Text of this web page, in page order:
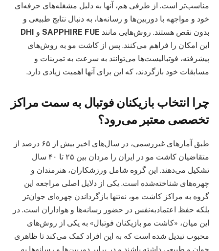
مناسب‌تر است. از طرفی هم، آنها به دلیل مشغله‌های حرفه‌ای
خود و مواجهه با دوربین‌ها و رسانه‌ها، به دنبال نتایج طبیعی و
بدون نقص هستند. روش‌هایی مانند SAPPHIRE FUE و DHI
این امکان را فراهم می‌کنند. پس از کاشت مو به روش‌های
پیشرفته، فوتبالیست‌ها می‌توانند به سرعت به تمرینات و
مسابقات خود بازگردند، که این برای آنها اهمیت زیادی دارد.
چرا انتخاب بازیکنان فوتبال به سمت مراکز
تخصصی معتبر می‌رود؟
طبق آمارهای غیررسمی، در سال‌های اخیر بیش از ۶۵ درصد از
متقاضیان کاشت مو در ایران را مردان بین ۲۵ تا ۴۰ سال
تشکیل می‌دهند. این گروه شامل ورزشکاران، هنرمندان و
چهره‌های شناخته‌شده است. یکی از دلایل اصلی مراجعه این
گروه به مراکز کاشت مو، نه‌تنها بازگرداندن چهره‌ای جوان‌تر
بلکه حفظ اعتمادبه‌نفس در حضور رسانه‌ها و هواداران است. در
این میان، «کاشت مو بازیکنان فوتبال» به یکی از روش‌های
محبوب تبدیل شده است که به این افراد کمک می‌کند تا ظاهری